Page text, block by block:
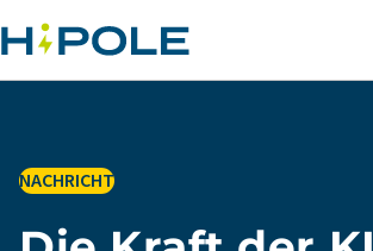
Skip to main content
IN
NACHRICHT